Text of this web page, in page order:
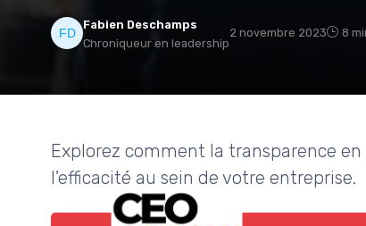
Fabien Deschamps
Chroniqueur en leadership
2 novembre 2023 8
Explorez comment la transparence
l'efficacité au sein de votre entreprise.